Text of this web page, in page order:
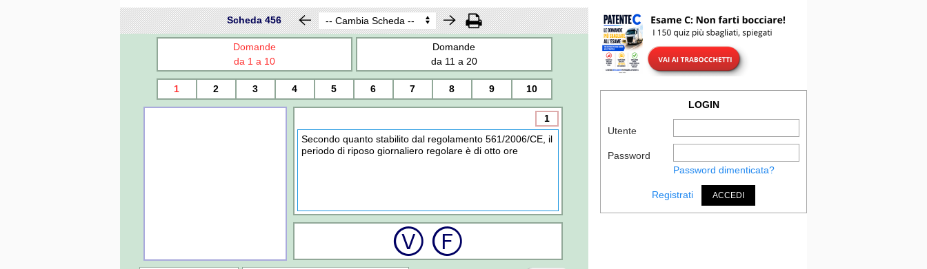
Scheda 456
Domande
da 1 a 10
Domande
da 11 a 20
1 2 3 4 5 6 7 8 9 10
1
Secondo quanto stabilito dal regolamento 561/2006/CE, il
periodo di riposo giornaliero regolare è di otto ore
LOGIN
Utente
Password
Password dimenticata?
Registrati ACCEDI